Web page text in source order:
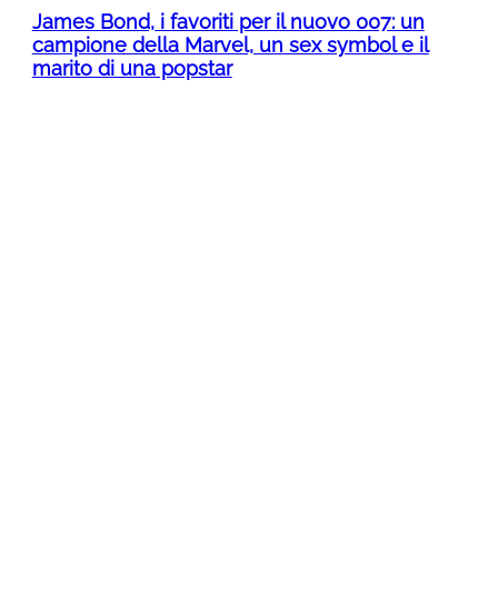
James Bond, i favoriti per il nuovo 007: un
campione della Marvel, un sex symbol e il
marito di una popstar